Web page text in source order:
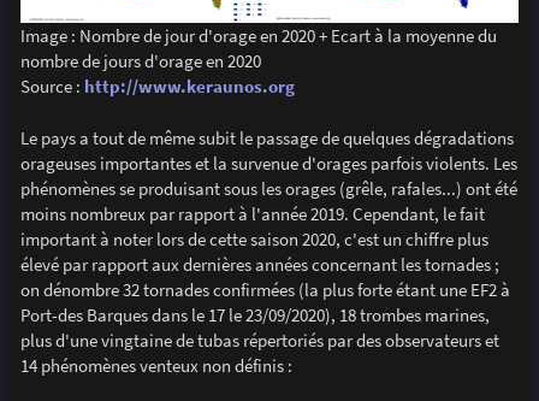
Image : Nombre de jour d'orage en 2020 + Ecart à la moyenne du
nombre de jours d'orage en 2020
Source : http://www.keraunos.org
Le pays a tout de même subit le passage de quelques dégradations
orageuses importantes et la survenue d'orages parfois violents. Les
phénomènes se produisant sous les orages (grêle, rafales...) ont été
moins nombreux par rapport à l'année 2019. Cependant, le fait
important à noter lors de cette saison 2020, c'est un chiffre plus
élevé par rapport aux dernières années concernant les tornades ;
on dénombre 32 tornades confirmées (la plus forte étant une EF2 à
Port-des Barques dans le 17 le 23/09/2020), 18 trombes marines,
plus d'une vingtaine de tubas répertoriés par des observateurs et
14 phénomènes venteux non définis :